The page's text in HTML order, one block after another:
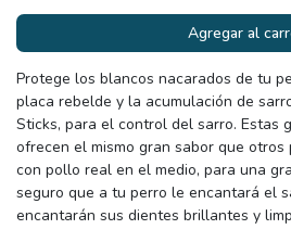
Agregar al
Protege los blancos nacarados de tu
placa rebelde y la acumulación de
Sticks, para el control del sarro. Estas
ofrecen el mismo gran sabor que otros
con pollo real en el medio, para una
seguro que a tu perro le encantará el
encantarán sus dientes brillantes y